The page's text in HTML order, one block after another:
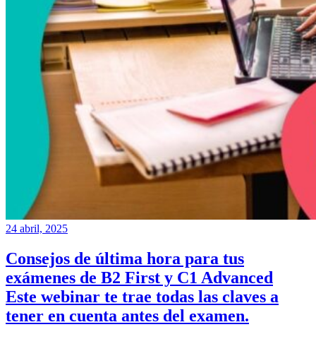
24 abril, 2025
Consejos de última hora para tus
exámenes de B2 First y C1 Advanced
Este webinar te trae todas las claves a
tener en cuenta antes del examen.